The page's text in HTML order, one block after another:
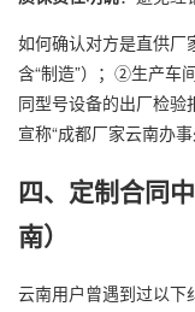
如何确认对方是直供
含“制造”）；②生产车
同型号设备的出厂检验
宣称“成都厂家云南办
四、定制合同
南）
云南用户曾遇到过以下